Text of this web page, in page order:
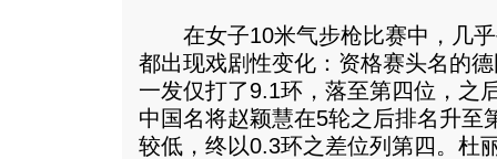
在女子10米气步枪比赛中，几乎
都出现戏剧性变化：资格赛头名的
一发仅打了9.1环，落至第四位，之
中国名将赵颖慧在5轮之后排名升至
较低，终以0.3环之差位列第四。 杜